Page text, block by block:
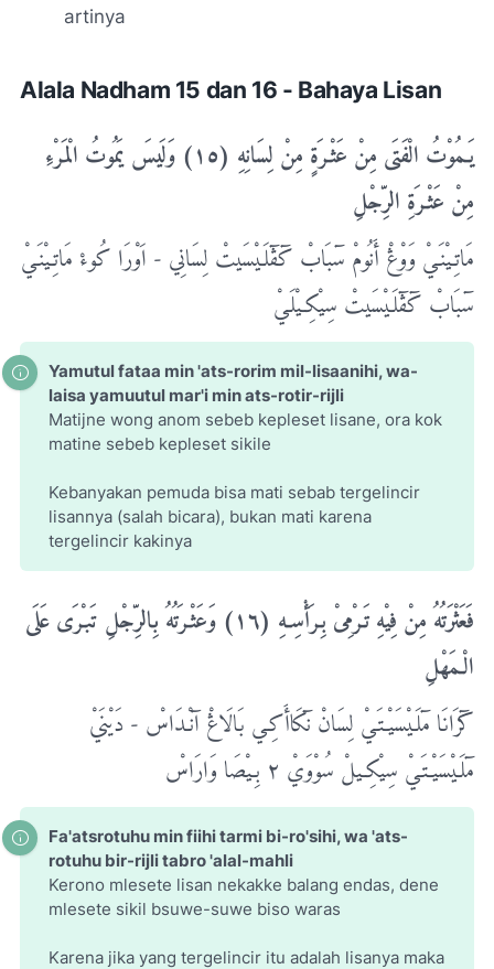
artinya
Alala Nadham 15 dan 16 - Bahaya Lisan
يَـمُوْتُ الْفَتَى مِنْ عَثْـرَةٍ مِنْ لِسَانِهِ (١٥) وَلَيسَ يَمُوتُ الْمَرْءِ
مِنْ عَثْـرَةِ الرِّجْلِ
مَاتِـیْنَـيْ وَوْڠْ أَنُومْ سٓبَابْ کٓڤٓلَـیْسَیتْ لِسَانِي - اَوْرَا کُوءْ مَاتِـیْنَـيْ
سٓبَابْ کٓڤٓلَـیْسَیتْ سِیْکِـیْلَـيْ
Yamutul fataa min 'ats-rorim mil-lisaanihi, wa-
laisa yamuutul mar'i min ats-rotir-rijli
Matijne wong anom sebeb kepleset lisane, ora kok
matine sebeb kepleset sikile
Kebanyakan pemuda bisa mati sebab tergelincir
lisannya (salah bicara), bukan mati karena
tergelincir kakinya
فَعَثْرَتُهُ مِنْ فِيْهِ تَـرْمِىْ بِـرَأْسِـهِ (١٦) وَعَثْـرَتُهُ بِالرِّجْلِ تَبـْرَى عَلَى
الْـمَهْلِ
کٓرَانَا مٓلَـیْسَیْـتَـيْ لِسَانْ نٓکَاأَکِـي بَالَاڠْ آنْـدَاسْ - دَیْنَيْ
مٓلَـیْسَیْـتَـيْ سِیْکِـیلْ سُوْوَيْ ٢ بِـیْصَا وَارَاسْ
Fa'atsrotuhu min fiihi tarmi bi-ro'sihi, wa 'ats-
rotuhu bir-rijli tabro 'alal-mahli
Kerono mlesete lisan nekakke balang endas, dene
mlesete sikil bsuwe-suwe biso waras
Karena jika yang tergelincir itu adalah lisanya maka